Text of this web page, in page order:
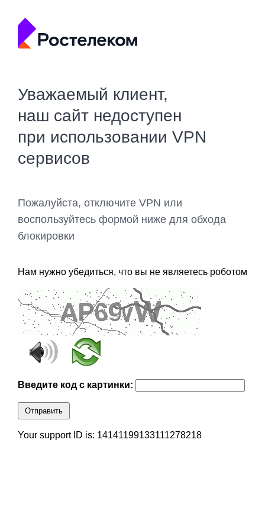
Уважаемый клиент,
наш сайт недоступен
при использовании VPN
сервисов
Пожалуйста, отключите VPN или
воспользуйтесь формой ниже для обхода
блокировки
Нам нужно убедиться, что вы не являетесь роботом
Введите код с картинки:
Отправить
Your support ID is: 14141199133111278218